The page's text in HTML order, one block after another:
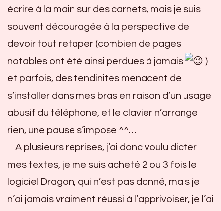
écrire à la main sur des carnets, mais je suis
souvent découragée à la perspective de
devoir tout retaper (combien de pages
notables ont été ainsi perdues à jamais
)
et parfois, des tendinites menacent de
s’installer dans mes bras en raison d’un usage
abusif du téléphone, et le clavier n’arrange
rien, une pause s’impose ^^…
A plusieurs reprises, j’ai donc voulu dicter
mes textes, je me suis acheté 2 ou 3 fois le
logiciel Dragon, qui n’est pas donné, mais je
n’ai jamais vraiment réussi à l’apprivoiser, je l’ai